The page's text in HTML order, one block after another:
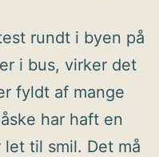
rundt i byen på
i bus, virker det
fyldt af mange
har haft en
til smil. Det må